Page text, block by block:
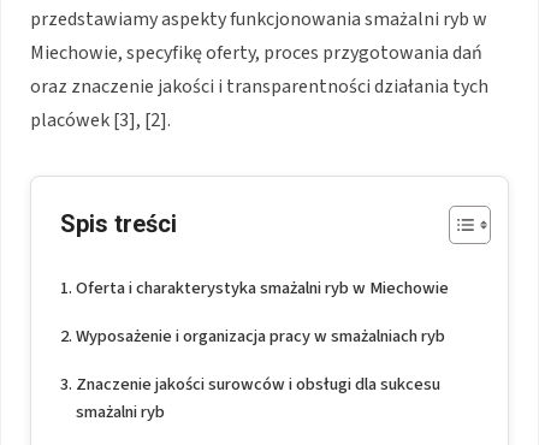
przedstawiamy aspekty funkcjonowania smażalni ryb w
Miechowie, specyfikę oferty, proces przygotowania dań
oraz znaczenie jakości i transparentności działania tych
placówek [3], [2].
Spis treści
Oferta i charakterystyka smażalni ryb w Miechowie
Wyposażenie i organizacja pracy w smażalniach ryb
Znaczenie jakości surowców i obsługi dla sukcesu
smażalni ryb